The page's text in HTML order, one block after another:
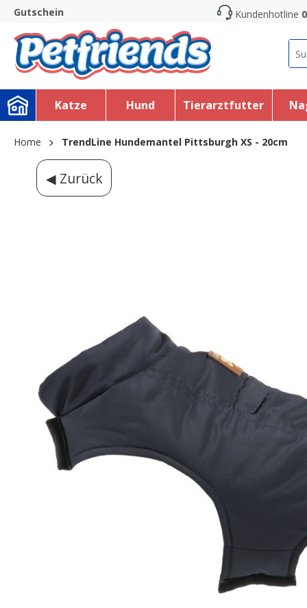
Skip to main navigation
Gutschein Kundenhotline
Katze Hund Tierarztfutter
Home TrendLine Hundemantel Pittsburgh XS - 20cm
◀ Zurück